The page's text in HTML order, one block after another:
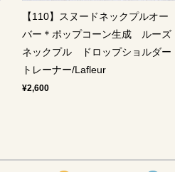
【110】スヌードネックプルオー
バー＊ポップコーン生成 ルーズ
ネックプル ドロップショルダー
トレーナー/Lafleur
¥2,600